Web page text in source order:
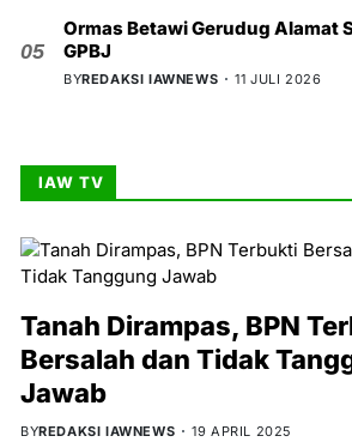
05
Ormas Betawi Gerudug Alamat
GPBJ
BYREDAKSI IAWNEWS 11 JULI 2026
IAW TV
Tanah Dirampas, BPN
Bersalah dan Tidak
Jawab
BYREDAKSI IAWNEWS 19 APRIL 2025